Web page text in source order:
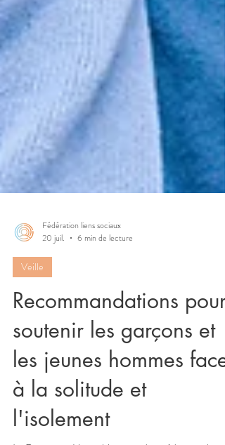
20 juil.
Veille
Recommandations pour
soutenir les garçons et
les jeunes hommes face
à la solitude et